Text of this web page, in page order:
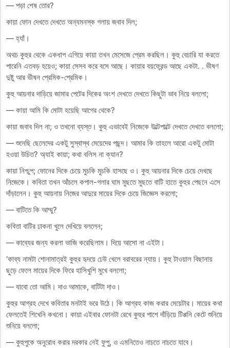
— পড়া শেষ তোর?
কায়া ফোন দেখতে দেখতে অন্যমনস্ক গলায় জবাব দিল;
— হ্যাঁ।
অথচ কুহুর থেকে একধাপ এগিয়ে কায়া তখন মেসেজে প্রেম করছিল। কুহু বেচারি যা করতে
পারেনি এতবড় হয়েও; কায়া সেসব করে বসে আছে। কায়ার বয়ফ্রেন্ড আছে একটা. . ভীষণ
দুষ্টু আর ভীষন প্রেমিক-প্রেমিক।
কুহু আয়নার দাড়িয়ে জামার পেটের দিকের অংশ দেখতে দেখতে কিছুটা ভাব নিয়ে বললো;
— কায়া আমি কি মোটা হয়েছি আগের থেকে?
কায়া জবাব দিল না; ও তখনো ব্যস্ত। কুহু এভাবেই নিজেকে উল্টেপাল্টে দেখতে দেখতে বললো;
— শুনেছি ছেলেদের একটু সুস্বাস্থ মেয়েদের পছন্দ। আমার কি তাহলে আরো একটু মোটা
হওয়া উচিত? অ্যাই কায়া; কথা বলিস না ক্যান?
কায়া নিশ্চুপ; ফোনের দিকে চেয়ে মুচকি মুচকি হাসছে ও। কুহু আয়নার দিকে চেয়ে দেখছে
নিজেকে। কবিতা তখন আঁচলে কপাল-গলার ঘাম মুছতে মুছতে বাটি হাতে কুহুর পেছনে এসে
দাঁড়ালেন। কুহু আয়নায় নিজের আদুরে মায়ের দিকে চেয়ে জিজ্ঞেস করলো;
— বাটিতে কি আম্মু?
কবিতা বাটির ঢাকনা খুলে দেখিয়ে বললেন;
— কাব্যের জন্য করলা ভাজি করেছিলাম। দিয়ে আসো না এইটা।
‘কাব্য নামটা শোনামাত্রই কুহুর হৃদয়ে ঢেউ খেলে বরাবরের ন্যায়। কুহু টাওয়াল বিছানায়
ছুড়ে ফেলে মায়ের দিকে ফিরে হাসিখুশি মুখে বললো;
— যাবো তো আমি। দাও আমাকে, বাটিটা দাও।
কুহুর আগ্রহ দেখে কবিতার মনটাই ভরে উঠে। কি আগ্রহ কাজ করার মেয়েটার। মায়ের কথা
ফেলতেই শিখেনি কখনো। কায়া এইবার ফোনটা রেখে কুহুর পাশে দাঁড়িয়ে টিপ্পনি কেটে শুনিয়ে
শুনিয়ে বললো;
— কুহুপুকে অনুরোধ করার দরকার নেই ফুপু, ও এমনিতেও নাচতে নাচতে যাবে।